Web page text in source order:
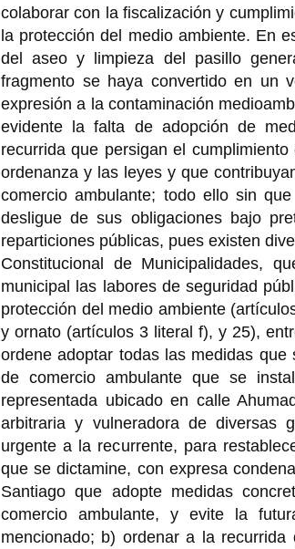
colaborar con la fiscalización y
la protección del medio ambiente. En
del aseo y limpieza del pasillo
fragmento se haya convertido en un
expresión a la contaminación
evidente la falta de adopción de
recurrida que persigan el
ordenanza y las leyes y que
comercio ambulante; todo ello sin
desligue de sus obligaciones bajo
reparticiones públicas, pues existen
Constitucional de Municipalidades,
municipal las labores de seguridad
protección del medio ambiente
y ornato (artículos 3 literal f), y 25),
ordene adoptar todas las medidas
de comercio ambulante que se
representada ubicado en calle
arbitraria y vulneradora de diversas
urgente a la recurrente, para
que se dictamine, con expresa
Santiago que adopte medidas
comercio ambulante, y evite la
mencionado; b) ordenar a la